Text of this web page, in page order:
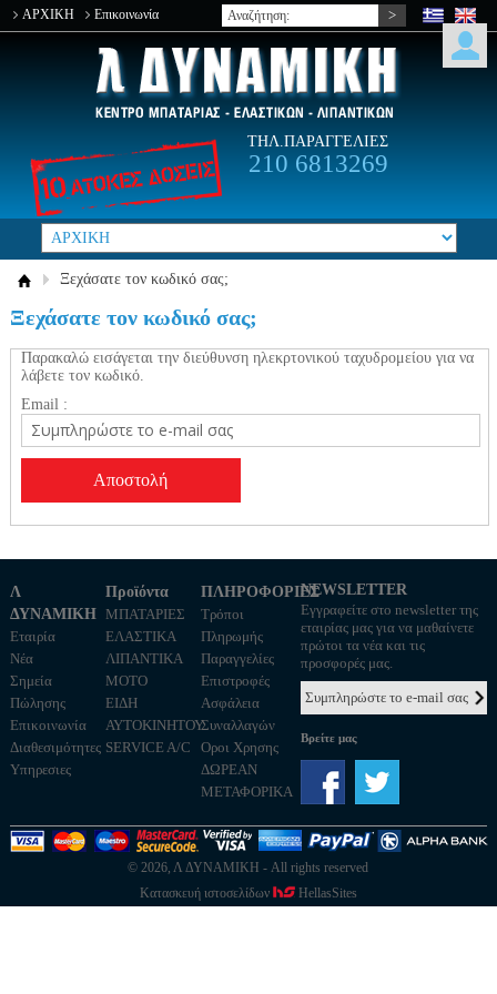
ΑΡΧΙΚΗ Επικοινωνία
ΤΗΛ.ΠΑΡΑΓΓΕΛΙΕΣ
210 6813269
Ξεχάσατε τον κωδικό σας;
Ξεχάσατε τον κωδικό σας;
Παρακαλώ εισάγεται την διεύθυνση ηλεκρτονικού ταχυδρομείου για να
λάβετε τον κωδικό.
Email :
Λ
ΔΥΝΑΜΙΚΗ
Εταιρία
Νέα
Σημεία
Πώλησης
Επικοινωνία
Διαθεσιμότητες
Υπηρεσιες
Προϊόντα
ΜΠΑΤΑΡΙΕΣ
ΕΛΑΣΤΙΚΑ
ΛΙΠΑΝΤΙΚΑ
MOTO
ΕΙΔΗ
ΑΥΤΟΚΙΝΗΤΟΥ
SERVICE A/C
ΠΛΗΡΟΦΟΡΙΕΣ
Τρόποι
Πληρωμής
Παραγγελίες
Επιστροφές
Ασφάλεια
Συναλλαγών
Οροι Χρησης
ΔΩΡΕΑΝ
ΜΕΤΑΦΟΡΙΚΑ
NEWSLETTER
Εγγραφείτε στο newsletter της
εταιρίας μας για να μαθαίνετε
πρώτοι τα νέα και τις
προσφορές μας.
Βρείτε μας
© 2026, Λ ΔΥΝΑΜΙΚΗ - All rights reserved
Κατασκευή ιστοσελίδων
HellasSites